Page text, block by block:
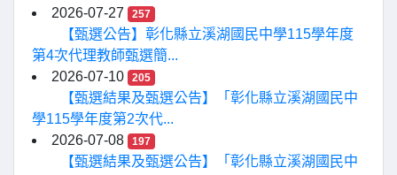
2026-07-27
257
【甄選公告】彰化縣立溪湖國民中學115學年度
第4次代理教師甄選簡...
2026-07-10
205
【甄選結果及甄選公告】「彰化縣立溪湖國民中
學115學年度第2次代...
2026-07-08
197
【甄選結果及甄選公告】「彰化縣立溪湖國民中